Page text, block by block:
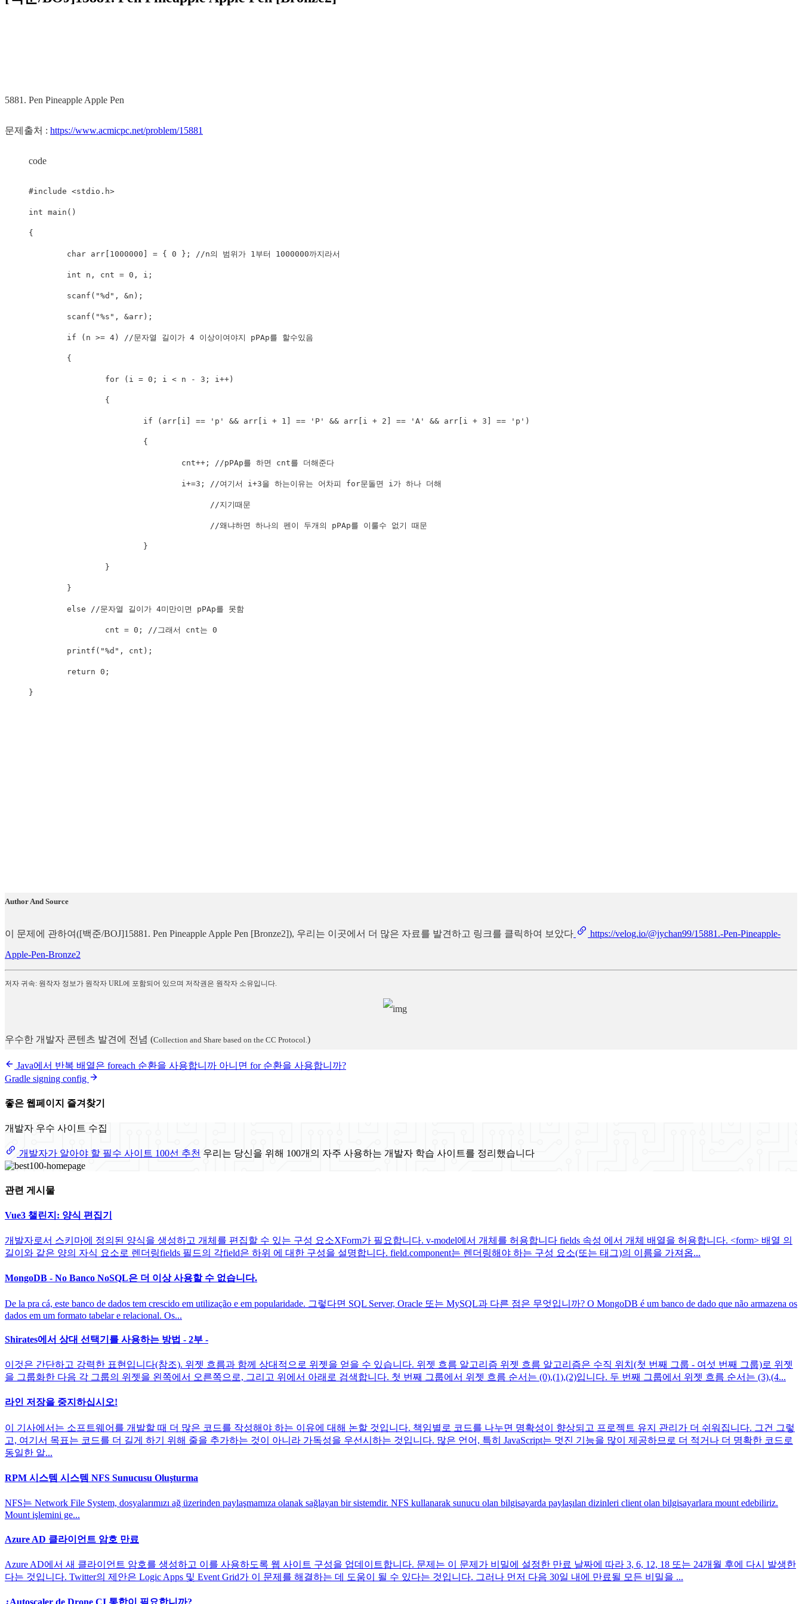
Pen Pineapple Apple Pen
문제출처 : https://www.acmicpc.net/problem/15881
code
#include <stdio.h>
int main()
{
                                i+=3; //여기서 i+3을 하는이유는 어차피 for문돌면 i가 하나 더해
                                      //지기때문
                                      //왜냐하면 하나의 펜이 두개의 pPAp를 이룰수 없기 때문
                        }
}
Author And Source
이 문제에 관하여([백준/BOJ]15881. Pen Pineapple Apple Pen [Bronze2]), 우리는 이곳에서 더 많은 자료를 발견하고 링크를 클릭하여 보았다 https://velog.io/@jychan99/15881.-Pen-Pineapple-
Apple-Pen-Bronze2
저자 귀속: 원작자 정보가 원작자 URL에 포함되어 있으며 저작권은 원작자 소유입니다.
우수한 개발자 콘텐츠 발견에 전념 (Collection and Share based on the CC Protocol.)
Java에서 반복 배열은 foreach 순환을 사용합니까 아니면 for 순환을 사용합니까?
Gradle signing config
좋은 웹페이지 즐겨찾기
개발자 우수 사이트 수집
개발자가 알아야 할 필수 사이트 100선 추천 우리는 당신을 위해 100개의 자주 사용하는 개발자 학습 사이트를 정리했습니다
관련 게시물
Vue3 챌린지: 양식 편집기
개발자로서 스키마에 정의된 양식을 생성하고 개체를 편집할 수 있는 구성 요소XForm가 필요합니다. v-model에서 개체를 허용합니다 fields 속성 에서 개체 배열을 허용합니다. <form> 배열 의
길이와 같은 양의 자식 요소로 렌더링fields 필드의 각field은 하위 에 대한 구성을 설명합니다. field.component는 렌더링해야 하는 구성 요소(또는 태그)의 이름을 가져옵...
MongoDB - No Banco NoSQL은 더 이상 사용할 수 없습니다.
De la pra cá, este banco de dados tem crescido em utilização e em popularidade. 그렇다면 SQL Server, Oracle 또는 MySQL과 다른 점은 무엇입니까? O MongoDB é um banco de dado que não armazena os
dados em um formato tabelar e relacional. Os...
Shirates에서 상대 선택기를 사용하는 방법 - 2부 -
이것은 간단하고 강력한 표현입니다(참조). 위젯 흐름과 함께 상대적으로 위젯을 얻을 수 있습니다. 위젯 흐름 알고리즘 위젯 흐름 알고리즘은 수직 위치(첫 번째 그룹 - 여섯 번째 그룹)로 위젯
을 그룹화한 다음 각 그룹의 위젯을 왼쪽에서 오른쪽으로, 그리고 위에서 아래로 검색합니다. 첫 번째 그룹에서 위젯 흐름 순서는 (0),(1),(2)입니다. 두 번째 그룹에서 위젯 흐름 순서는 (3),(4...
라인 저장을 중지하십시오!
이 기사에서는 소프트웨어를 개발할 때 더 많은 코드를 작성해야 하는 이유에 대해 논할 것입니다. 책임별로 코드를 나누면 명확성이 향상되고 프로젝트 유지 관리가 더 쉬워집니다. 그건 그렇
고, 여기서 목표는 코드를 더 길게 하기 위해 줄을 추가하는 것이 아니라 가독성을 우선시하는 것입니다. 많은 언어, 특히 JavaScript는 멋진 기능을 많이 제공하므로 더 적거나 더 명확한 코드로
동일한 알...
RPM 시스템 시스템 NFS Sunucusu Oluşturma
NFS는 Network File System, dosyalarımızı ağ üzerinden paylaşmamıza olanak sağlayan bir sistemdir. NFS kullanarak sunucu olan bilgisayarda paylaşılan dizinleri client olan bilgisayarlara mount edebiliriz.
Mount işlemini ge...
Azure AD 클라이언트 암호 만료
Azure AD에서 새 클라이언트 암호를 생성하고 이를 사용하도록 웹 사이트 구성을 업데이트합니다. 문제는 이 문제가 비밀에 설정한 만료 날짜에 따라 3, 6, 12, 18 또는 24개월 후에 다시 발생한
다는 것입니다. Twitter의 제안은 Logic Apps 및 Event Grid가 이 문제를 해결하는 데 도움이 될 수 있다는 것입니다. 그러나 먼저 다음 30일 내에 만료될 모든 비밀을 ...
¿Autoscaler de Drone CI 통합이 필요합니까?